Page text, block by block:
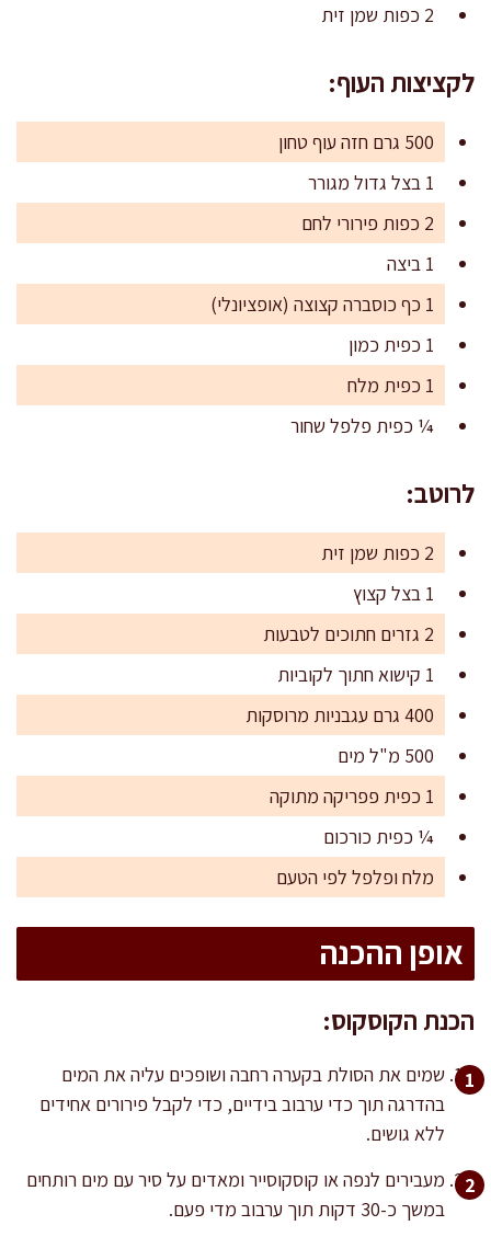
2 כפות שמן זית
לקציצות העוף:
500 גרם חזה עוף טחון
1 בצל גדול מגורר
2 כפות פירורי לחם
1 ביצה
1 כף כוסברה קצוצה (אופציונלי)
1 כפית כמון
1 כפית מלח
¼ כפית פלפל שחור
לרוטב:
2 כפות שמן זית
1 בצל קצוץ
2 גזרים חתוכים לטבעות
1 קישוא חתוך לקוביות
400 גרם עגבניות מרוסקות
500 מ"ל מים
1 כפית פפריקה מתוקה
¼ כפית כורכום
מלח ופלפל לפי הטעם
אופן ההכנה
הכנת הקוסקוס:
שמים את הסולת בקערה רחבה ושופכים עליה את המים
בהדרגה תוך כדי ערבוב בידיים, כדי לקבל פירורים אחידים
ללא גושים.
מעבירים לנפה או קוסקוסייר ומאדים על סיר עם מים רותחים
במשך כ-30 דקות תוך ערבוב מדי פעם.